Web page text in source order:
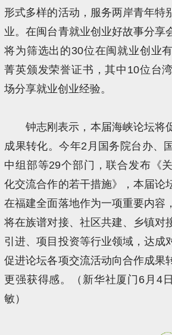
形式多样的活动，服务两岸青年特
业。在闽台青就业创业好故事分享
将为筛选出的30位在闽就业创业
菁英颁发荣誉证书，其中10位台
场分享就业创业经验。
钟志刚表示，本届海峡论坛将
成果转化。今年2月国务院台办、
中组部等29个部门，联合发布《
化交流合作的若干措施》，本届论
在福建全面落地作为一项重要内容
将在族谱对接、社区共建、乡镇对
引进、项目投资等行业领域，达成
促进论坛各项交流活动向合作成果
更强获得感。（新华社厦门6月4
敏）